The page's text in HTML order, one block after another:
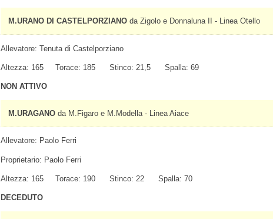
M.URANO DI CASTELPORZIANOda Zigolo e Donnaluna II - Linea Otello
Allevatore: Tenuta di Castelporziano
Altezza: 165 Torace: 185 Stinco: 21,5 Spalla: 69
NON ATTIVO
M.URAGANOda M.Figaro e M.Modella - Linea Aiace
Allevatore: Paolo Ferri
Proprietario: Paolo Ferri
Altezza: 165 Torace: 190 Stinco: 22 Spalla: 70
DECEDUTO